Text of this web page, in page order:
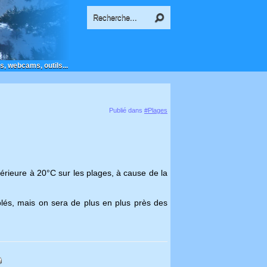
webcams, outils...
Publié dans #Plages
à 20°C sur les plages, à cause de la
mais on sera de plus en plus près des